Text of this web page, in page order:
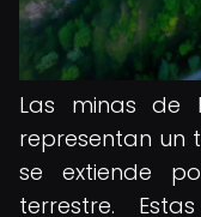
Las minas de
representan un
se extiende
terrestre.